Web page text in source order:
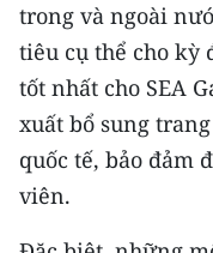
Ảnh
Infographic
TIN MỚI
TIN ĐỊA PHƯƠNG
trong và ngoài
tiêu cụ thể cho kỳ
tốt nhất cho SEA
xuất bổ sung
quốc tế, bảo đảm
viên.